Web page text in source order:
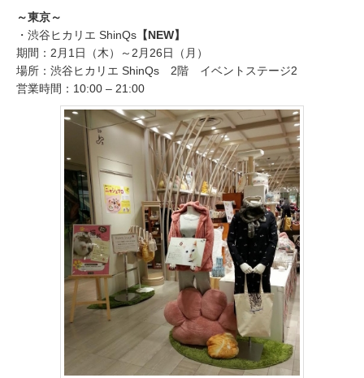
～東京～
・渋谷ヒカリエ ShinQs 【NEW】
期間：2月1日（木）～2月26日（月）
場所：渋谷ヒカリエ ShinQs 2階 イベントステージ2
営業時間：10:00 – 21:00